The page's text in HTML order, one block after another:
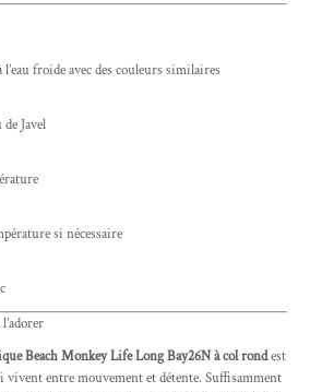
l’eau froide avec des couleurs similaires
Javel
si nécessaire
Beach Monkey Life Long Bay26N à col rondest
vivent entre mouvement et détente. Suffisamment